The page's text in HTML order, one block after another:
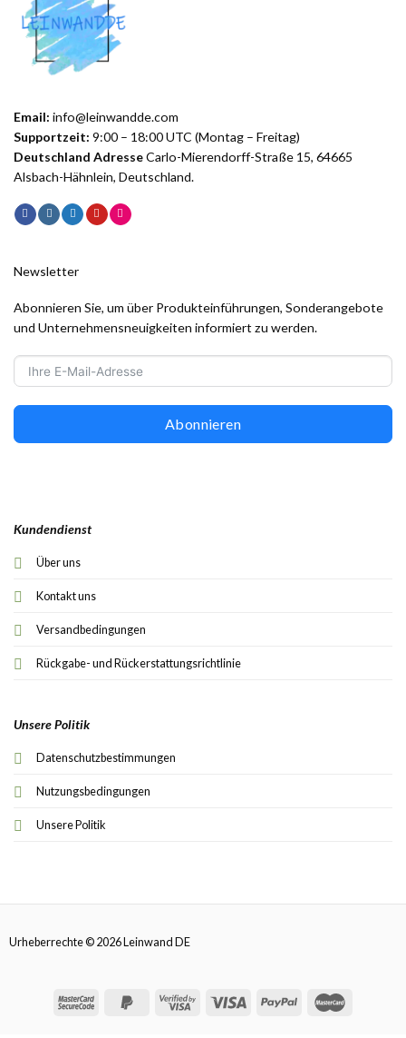
Email: info@leinwandde.com
Supportzeit: 9:00 – 18:00 UTC (Montag – Freitag)
Deutschland AdresseCarlo-Mierendorff-Straße 15, 64665
Alsbach-Hähnlein, Deutschland.
Kundendienst
Über uns
Kontakt uns
Versandbedingungen
Rückgabe- und Rückerstattungsrichtlinie
Unsere Politik
Datenschutzbestimmungen
Nutzungsbedingungen
Unsere Politik
Newsletter
Abonnieren Sie, um über Produkteinführungen, Sonderangebote
und Unternehmensneuigkeiten informiert zu werden.
Abonnieren
Urheberrechte © 2026 Leinwand DE